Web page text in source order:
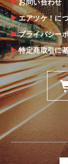
お問い合わせ
エアツケ！に
プライバシー
特定商取引に